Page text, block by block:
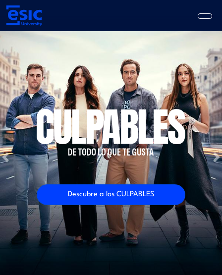
Pasar
contenido
navigation
Previous
Descubre a los CULPABLES